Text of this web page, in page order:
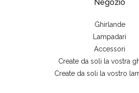
Negozio
Ghirlande
Lampadari
Accessori
Create da soli la vostra
Create da soli la vostro